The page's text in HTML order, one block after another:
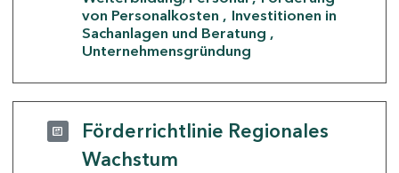
von Personalkosten
Investitionen in
Sachanlagen und Beratung
Unternehmensgründung
Förderrichtlinie Regionales
Wachstum